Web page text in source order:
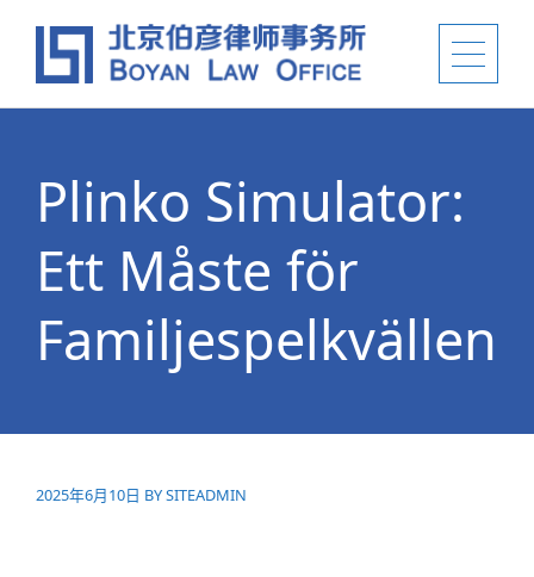
Plinko Simulator:
Ett Måste för
Familjespelkvällen
2025年6月10日 BYSITEADMIN